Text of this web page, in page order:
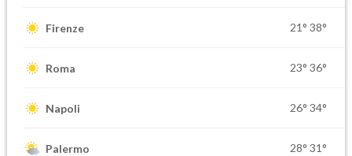
Firenze 21° 38°
Roma 23° 36°
Napoli 26° 34°
Palermo 28° 31°